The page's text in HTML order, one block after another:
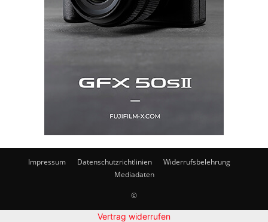
Impressum Datenschutzrichtlinien
Widerrufsbelehrung
Mediadaten
©
Vertrag widerrufen